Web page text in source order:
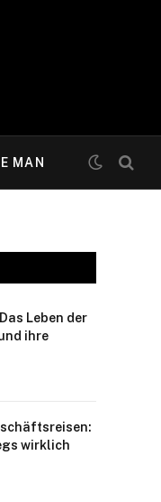
MAN
Leben der
ihre
wirklich